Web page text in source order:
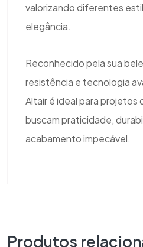
valorizando diferentes
elegância.
Reconhecido pela sua
resistência e tecnologia
Altair é ideal para projetos
buscam praticidade,
acabamento impecável.
Produtos